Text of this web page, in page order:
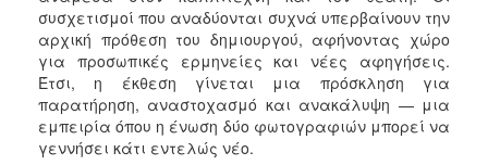
συσχετισμοί που αναδύονται συχνά υπερβαίνουν την
αρχική πρόθεση του δημιουργού, αφήνοντας χώρο
για προσωπικές ερμηνείες και νέες αφηγήσεις.
Έτσι, η έκθεση γίνεται μια πρόσκληση για
παρατήρηση, αναστοχασμό και ανακάλυψη — μια
εμπειρία όπου η ένωση δύο φωτογραφιών μπορεί να
γεννήσει κάτι εντελώς νέο.